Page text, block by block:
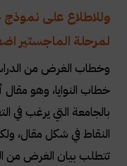
لمرحلة الماجستير
وخطاب الغرض من
خطاب النوايا، وهو مقال
بالجامعة التي يرغب في
النقاط في شكل مقال،
تتطلب بيان الغرض من